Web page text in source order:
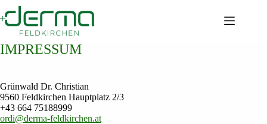
Inhalt
springen
IMPRESSUM
Grünwald Dr. Christian
9560 Feldkirchen Hauptplatz 2/3
+43 664 75188999
ordi@derma-feldkirchen.at